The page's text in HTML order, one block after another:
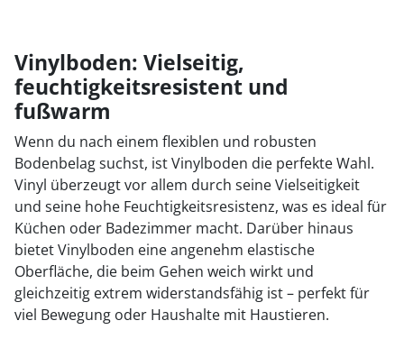
Vinylboden: Vielseitig,
feuchtigkeitsresistent und
fußwarm
Wenn du nach einem flexiblen und robusten
Bodenbelag suchst, ist Vinylboden die perfekte Wahl.
Vinyl überzeugt vor allem durch seine Vielseitigkeit
und seine hohe Feuchtigkeitsresistenz, was es ideal für
Küchen oder Badezimmer macht. Darüber hinaus
bietet Vinylboden eine angenehm elastische
Oberfläche, die beim Gehen weich wirkt und
gleichzeitig extrem widerstandsfähig ist – perfekt für
viel Bewegung oder Haushalte mit Haustieren.